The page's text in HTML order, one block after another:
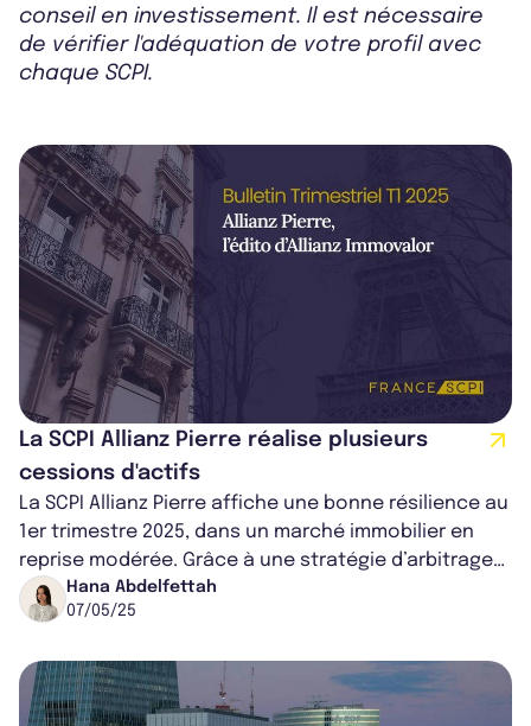
conseil en investissement. Il est nécessaire
de vérifier l'adéquation de votre profil avec
chaque SCPI.
La SCPI Allianz Pierre réalise plusieurs
cessions d'actifs
La SCPI Allianz Pierre affiche une bonne résilience au
1er trimestre 2025, dans un marché immobilier en
reprise modérée. Grâce à une stratégie d’arbitrage
efficace, un taux d’occup...
Hana Abdelfettah
07/05/25